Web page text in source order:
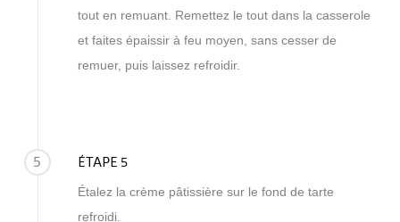
tout en remuant. Remettez le tout dans la casserole
et faites épaissir à feu moyen, sans cesser de
remuer, puis laissez refroidir.
5 ÉTAPE 5
Étalez la crème pâtissière sur le fond de tarte
refroidi.